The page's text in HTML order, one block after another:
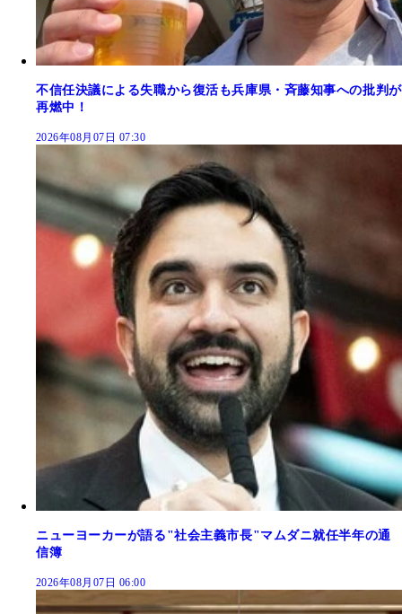
不信任決議による失職から復活も兵庫県・斉藤知事への批判が
再燃中！
2026年08月07日 07:30
ニューヨーカーが語る"社会主義市長"マムダニ就任半年の通
信簿
2026年08月07日 06:00